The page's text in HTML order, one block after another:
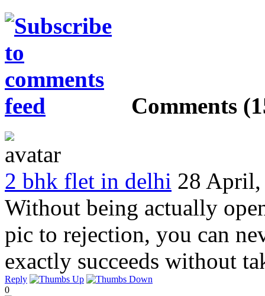
Comments
2 bhk flet in delhi 28 April,
Without being actually
pic to rejection, you can
exactly succeeds without
Reply
0